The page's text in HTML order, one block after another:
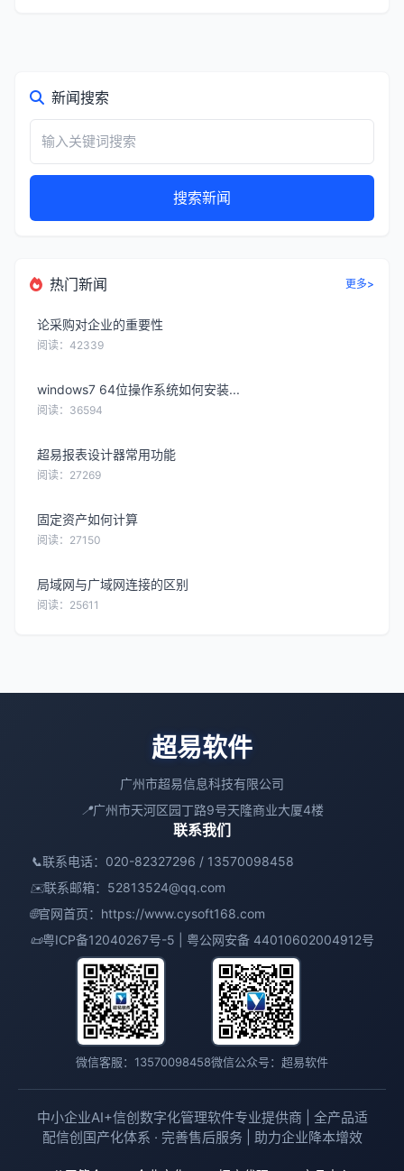
新闻搜索
搜索新闻
热门新闻 更多>
论采购对企业的重要性
阅读：42339
windows7 64位操作系统如何安装...
阅读：36594
超易报表设计器常用功能
阅读：27269
固定资产如何计算
阅读：27150
局域网与广域网连接的区别
阅读：25611
超易软件
广州市超易信息科技有限公司
📍广州市天河区园丁路9号天隆商业大厦4楼
联系我们
📞联系电话：020-82327296 / 13570098458
✉️联系邮箱： 52813524@qq.com
🌐官网首页： https://www.cysoft168.com
📜粤ICP备12040267号-5 | 粤公网安备 44010602004912号
微信客服：13570098458微信公众号：超易软件
中小企业AI+信创数字化管理软件专业提供商 | 全产品适
配信创国产化体系 · 完善售后服务 | 助力企业降本增效